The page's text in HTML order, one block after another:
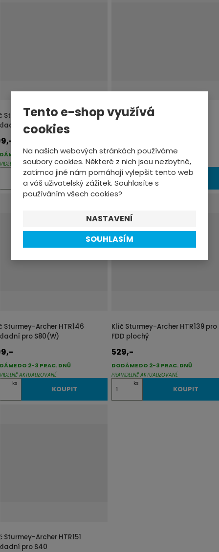
Tento e-shop využívá
cookies
Na našich webových stránkách používáme
soubory cookies. Některé z nich jsou nezbytné,
zatímco jiné nám pomáhají vylepšit tento web
a váš uživatelský zážitek. Souhlasíte s
používáním všech cookies?
NASTAVENÍ
SOUHLASÍM
Sturmey-Archer HTR145
KOUPIT
DO 2-3 PRAC. DNŮ
AKTUALIZOVANÉ
Klíč Sturmey-Archer HTR148
Z
m
n
t
ks
SKLADEM PARDUBICE
IHNED K ODESLÁNÍ
Sturmey-Archer HTR146
pro S80(W)
ks
KOUPIT
DO 2-3 PRAC. DNŮ
AKTUALIZOVANÉ
Klíč Sturmey-Archer HTR139
FDD plochý
529,-
Z
m
ks
KOUPIT
DODÁME DO 2-3 PRAC. DNŮ
PRAVIDELNĚ AKTUALIZOVANÉ
Sturmey-Archer HTR151
pro S40